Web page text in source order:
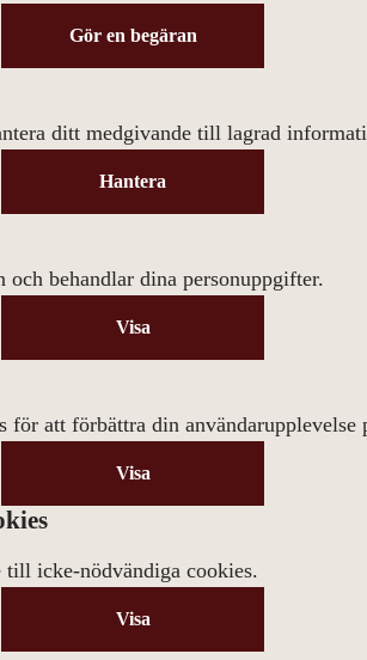
Gör en begäran
ditt medgivande till lagrad
Hantera
behandlar dina personuppgifter.
Visa
för att förbättra din användarupplevelse
Visa
icke-nödvändiga cookies.
Visa